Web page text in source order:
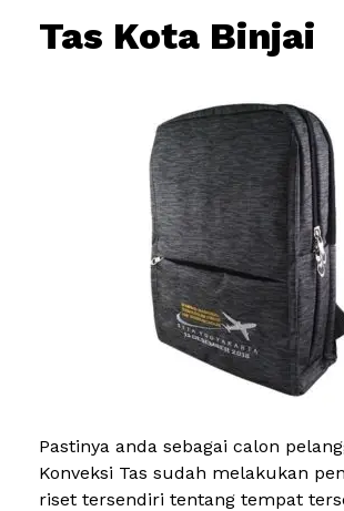
Tas Kota Binjai
Pastinya anda sebagai calon
Konveksi Tas sudah melakukan
riset tersendiri tentang tempat